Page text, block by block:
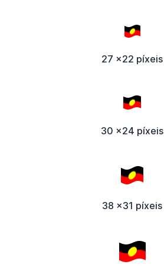
27 x22 píxeis
30 x24 píxeis
38 x31 píxeis